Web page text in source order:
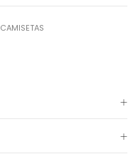
CAMISETAS